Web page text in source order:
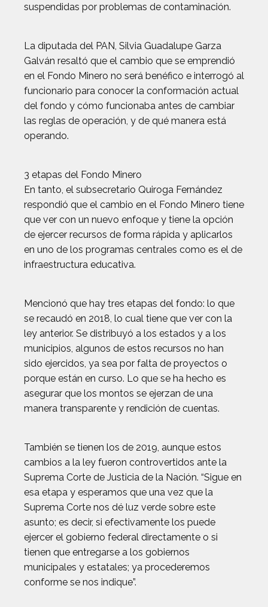
suspendidas por problemas de contaminación.
La diputada del PAN, Silvia Guadalupe Garza
Galván resaltó que el cambio que se emprendió
en el Fondo Minero no será benéfico e interrogó al
funcionario para conocer la conformación actual
del fondo y cómo funcionaba antes de cambiar
las reglas de operación, y de qué manera está
operando.
3 etapas del Fondo Minero
En tanto, el subsecretario Quiroga Fernández
respondió que el cambio en el Fondo Minero tiene
que ver con un nuevo enfoque y tiene la opción
de ejercer recursos de forma rápida y aplicarlos
en uno de los programas centrales como es el de
infraestructura educativa.
Mencionó que hay tres etapas del fondo: lo que
se recaudó en 2018, lo cual tiene que ver con la
ley anterior. Se distribuyó a los estados y a los
municipios, algunos de estos recursos no han
sido ejercidos, ya sea por falta de proyectos o
porque están en curso. Lo que se ha hecho es
asegurar que los montos se ejerzan de una
manera transparente y rendición de cuentas.
También se tienen los de 2019, aunque estos
cambios a la ley fueron controvertidos ante la
Suprema Corte de Justicia de la Nación. “Sigue en
esa etapa y esperamos que una vez que la
Suprema Corte nos dé luz verde sobre este
asunto; es decir, si efectivamente los puede
ejercer el gobierno federal directamente o si
tienen que entregarse a los gobiernos
municipales y estatales; ya procederemos
conforme se nos indique”.